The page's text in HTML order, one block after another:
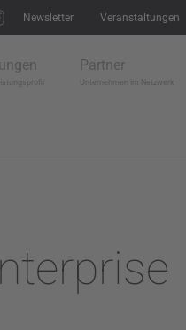
Newsletter Veranstaltungen
Partner
Unternehmen im Netzwerk